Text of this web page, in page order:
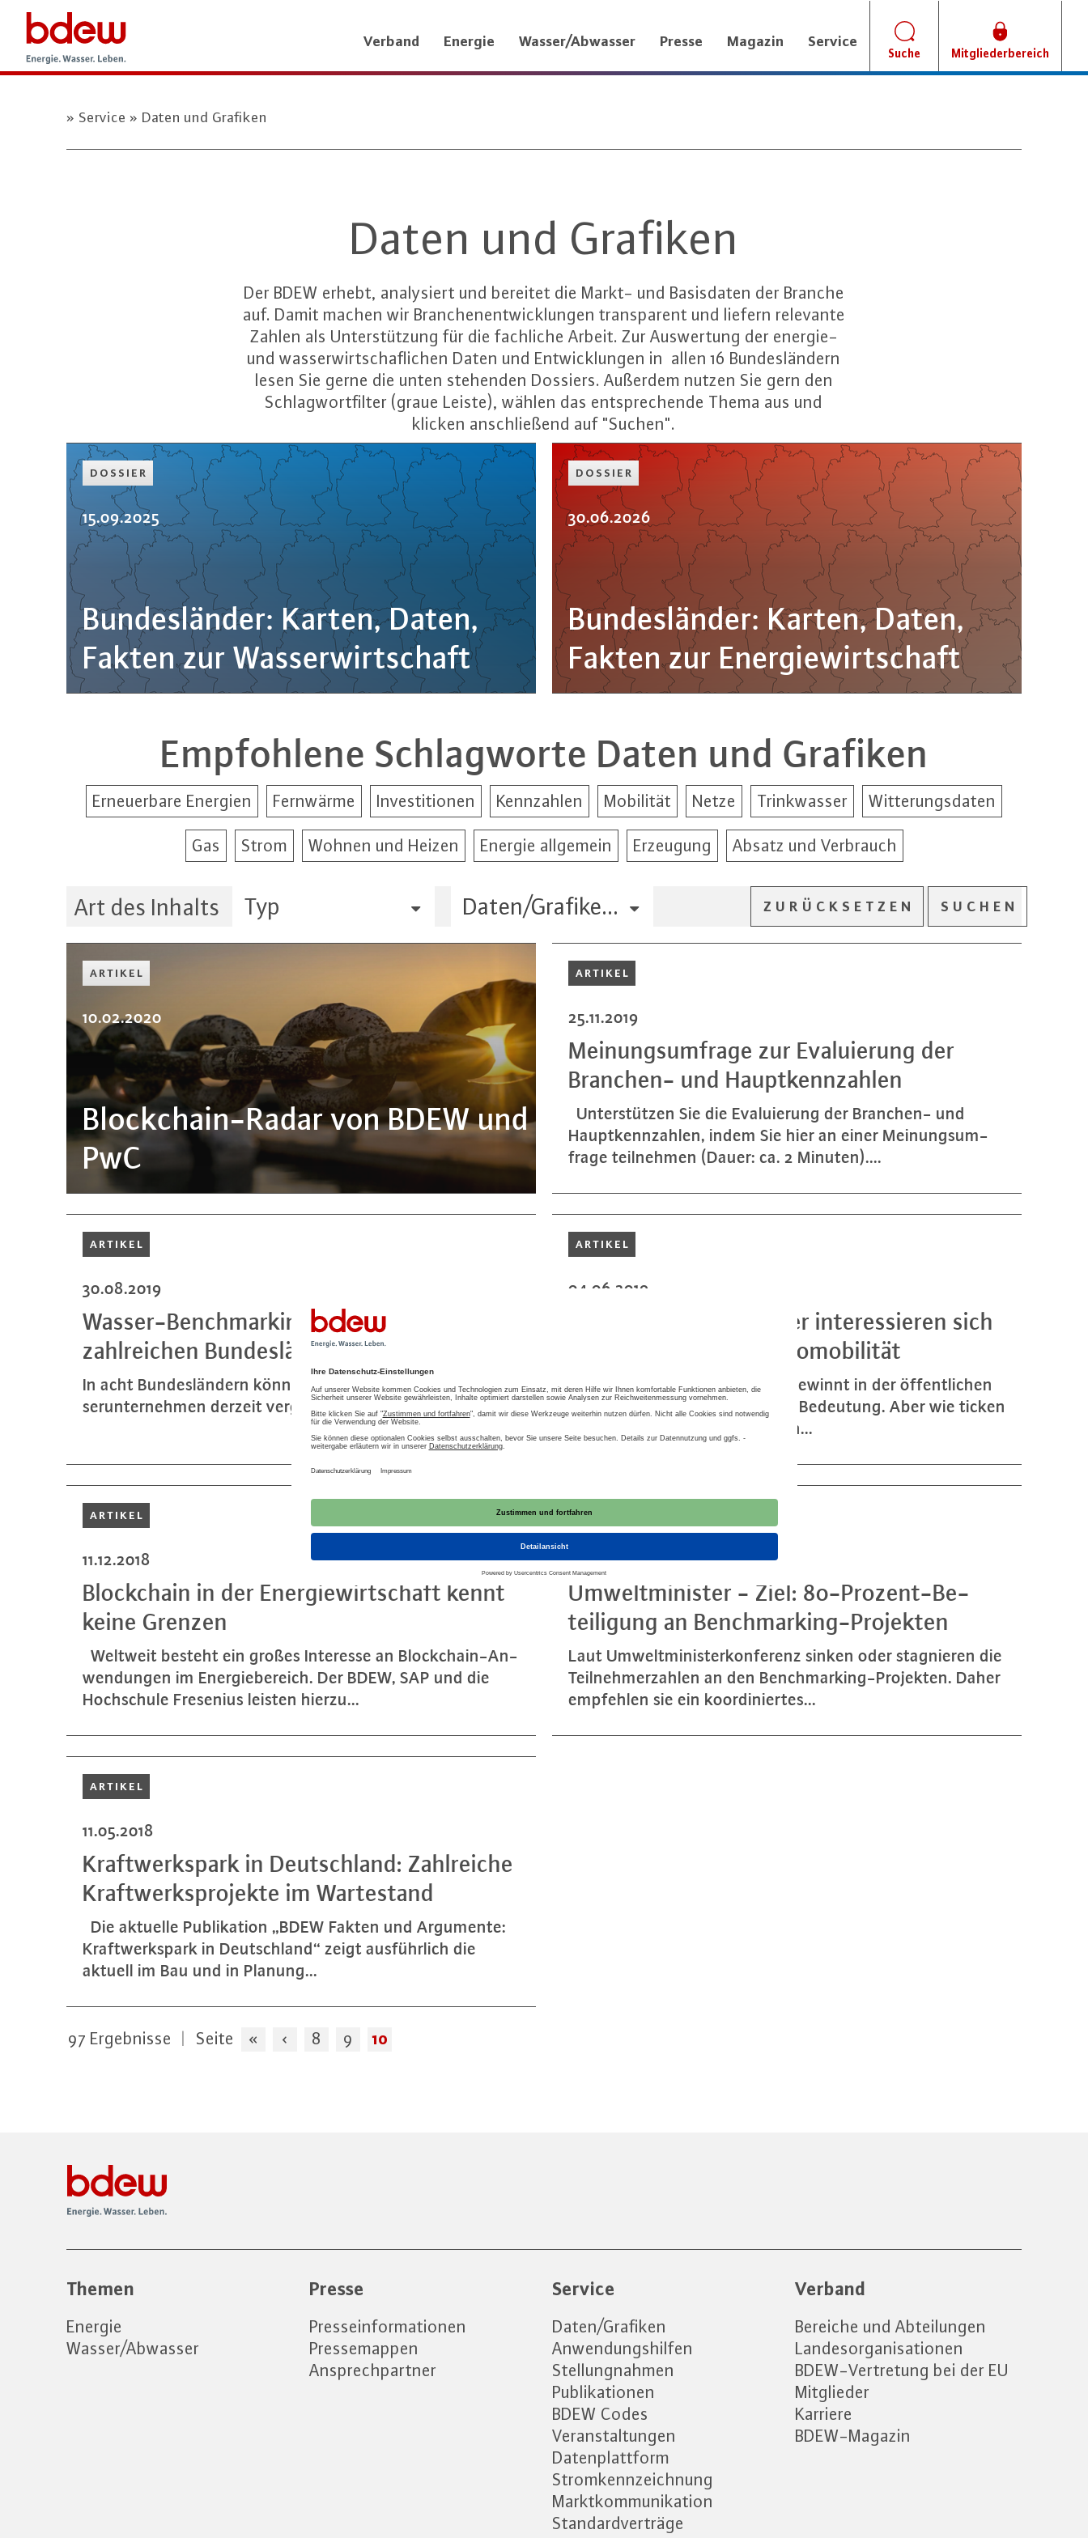
Verband Energie Wasser/Abwasser Presse Magazin Service
Suche Mitgliederbereich
Service Daten und Grafiken
Daten und Grafiken
Der BDEW erhebt, analysiert und bereitet die Markt- und Basisdaten der Branche
auf. Damit machen wir Branchenentwicklungen transparent und liefern relevante
Zahlen als Unterstützung für die fachliche Arbeit. Zur Auswertung der energie-
und wasserwirtschaflichen Daten und Entwicklungen in allen 16 Bundesländern
lesen Sie gerne die unten stehenden Dossiers. Außerdem nutzen Sie gern den
Schlagwortfilter (graue Leiste), wählen das entsprechende Thema aus und
klicken anschließend auf "Suchen".
DOSSIER
15.09.2025
Bun­des­län­der: Karten, Daten,
Fakten zur Was­ser­wirt­schaft
DOSSIER
30.06.2026
Bun­des­län­der: Karten, Daten,
Fakten zur En­er­gie­wirt­schaft
Empfohlene Schlagworte Daten und Grafiken
Erneuerbare Energien Fernwärme Investitionen Kennzahlen Mobilität Netze Trinkwasser Witterungsdaten
Gas Strom Wohnen und Heizen Energie allgemein Erzeugung Absatz und Verbrauch
Art des Inhalts Typ Daten/Grafiken/MaFo ZURÜCKSETZEN SUCHEN
ARTIKEL
10.02.2020
Block­chain-Ra­dar von BDEW und
PwC
ARTIKEL
25.11.2019
Mei­nungs­um­fra­ge zur Eva­lu­ie­rung der
Branchen- und Haupt­kenn­zah­len
Un­ter­stüt­zen Sie die Eva­lu­ie­rung der Branchen- und
Haupt­kenn­zah­len, indem Sie hier an einer Mei­nungs­um­
fra­ge teil­neh­men (Dauer: ca. 2 Minuten)....
ARTIKEL
30.08.2019
Was­ser-Bench­mar­king-Pro­jek­te sind in
zahl­rei­chen Bun­des­län­dern gestartet
In acht Bun­des­län­dern können sich Wasser- und Ab­was­
ser­un­ter­neh­men derzeit ver­glei­chen
ARTIKEL
04.06.2019
Bür­ge­rin­nen und Bürger in­ter­es­sie­ren sich
mehr­heit­lich für Elek­tro­mo­bi­li­tät
Das Thema Elek­tro­mo­bi­li­tät gewinnt in der öf­fent­li­chen
Wahr­neh­mung zunehmend an Bedeutung. Aber wie ticken
die Menschen und po­ten­zi­el­len...
ARTIKEL
11.12.2018
Block­chain in der En­er­gie­wirt­schaft kennt
keine Grenzen
Weltweit besteht ein großes Interesse an Block­chain-An­
wen­dun­gen im En­er­gie­be­reich. Der BDEW, SAP und die
Hoch­schu­le Fresenius leisten hierzu...
ARTIKEL
28.08.2018
Um­welt­mi­nis­ter - Ziel: 80-Pro­zent-Be­
tei­li­gung an Bench­mar­king-Pro­jek­ten
Laut Um­welt­mi­nis­ter­kon­fe­renz sinken oder sta­gnie­ren die
Teil­neh­mer­zah­len an den Bench­mar­king-Pro­jek­ten. Daher
empfehlen sie ein ko­or­di­nier­tes...
ARTIKEL
11.05.2018
Kraft­werks­park in Deutsch­land: Zahl­rei­che
Kraft­werks­pro­jek­te im War­te­stand
Die aktuelle Pu­bli­ka­ti­on „BDEW Fakten und Argumente:
Kraft­werks­park in Deutsch­land“ zeigt aus­führ­lich die
aktuell im Bau und in Planung...
97 Ergebnisse | Seite « ‹ 8 9 10
Themen
Energie
Wasser/Abwasser
Presse
Presseinformationen
Pressemappen
Ansprechpartner
Service
Daten/Grafiken
Anwendungshilfen
Stellungnahmen
Publikationen
BDEW Codes
Veranstaltungen
Datenplattform
Stromkennzeichnung
Marktkommunikation
Standardverträge
Verband
Bereiche und Abteilungen
Landesorganisationen
BDEW-Vertretung bei der EU
Mitglieder
Karriere
BDEW-Magazin